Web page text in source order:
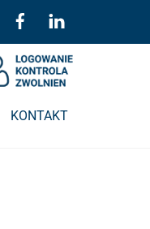
KONTAKT